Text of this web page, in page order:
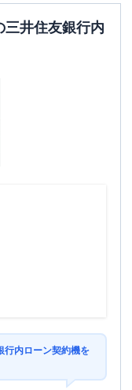
井住友銀行内
行内ローン契約機を